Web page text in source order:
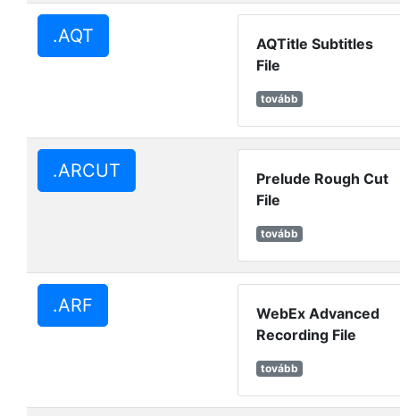
.AQT
AQTitle Subtitles
File
tovább
.ARCUT
Prelude Rough Cut
File
tovább
.ARF
WebEx Advanced
Recording File
tovább